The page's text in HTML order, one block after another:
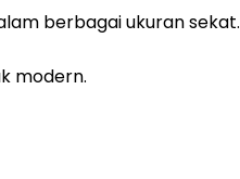
berbagai ukuran sekat.
modern.